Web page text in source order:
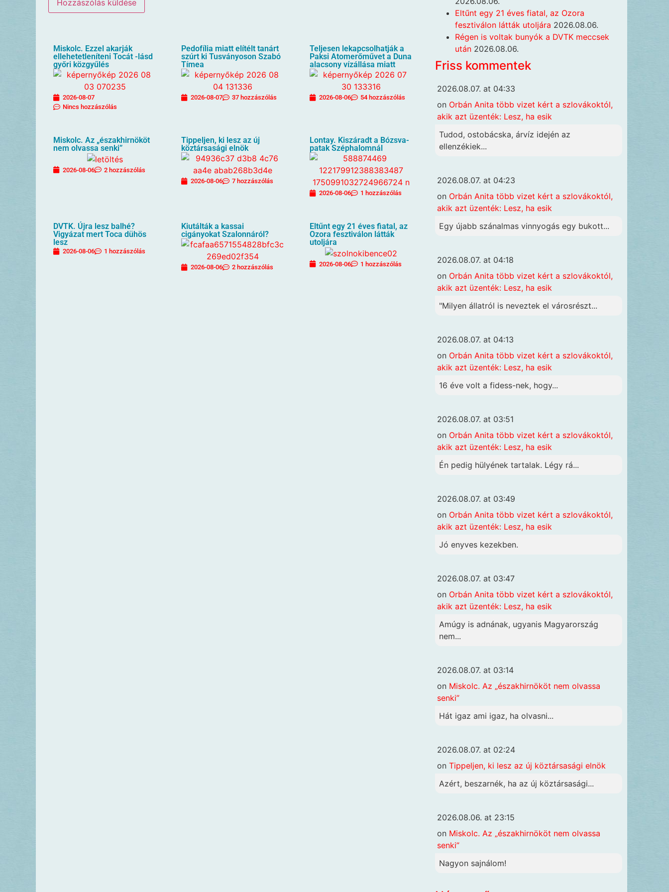
Miskolc. Ezzel akarják
ellehetetleníteni Tocát -lásd
győri közgyűlés
2026-08-07
Nincs hozzászólás
Pedofília miatt elítélt tanárt
szúrt ki Tusványoson Szabó
Tímea
2026-08-07 37 hozzászólás
Teljesen lekapcsolhatják a
Paksi Atomerőművet a Duna
alacsony vízállása miatt
2026-08-06 54 hozzászólás
Miskolc. Az „északhirnököt
nem olvassa senki”
2026-08-06 2 hozzászólás
Tippeljen, ki lesz az új
köztársasági elnök
2026-08-06 7 hozzászólás
Lontay. Kiszáradt a Bózsva-
patak Széphalomnál
2026-08-06 1 hozzászólás
DVTK. Újra lesz balhé?
Vigyázat mert Toca dühös
lesz
2026-08-06 1 hozzászólás
Kiutálták a kassai
cigányokat Szalonnáról?
2026-08-06 2 hozzászólás
Eltűnt egy 21 éves fiatal, az
Ozora fesztiválon látták
utoljára
2026-08-06 1 hozzászólás
Eltűnt egy 21 éves fiatal, az Ozora
fesztiválon látták utoljára 2026.08.06.
Régen is voltak bunyók a DVTK meccsek
után 2026.08.06.
Friss kommentek
2026.08.07. at 04:33
on Orbán Anita több vizet kért a szlovákoktól,
akik azt üzenték: Lesz, ha esik
Tudod, ostobácska, árvíz idején az
ellenzékiek...
2026.08.07. at 04:23
on Orbán Anita több vizet kért a szlovákoktól,
akik azt üzenték: Lesz, ha esik
Egy újabb szánalmas vinnyogás egy bukott...
2026.08.07. at 04:18
on Orbán Anita több vizet kért a szlovákoktól,
akik azt üzenték: Lesz, ha esik
"Milyen állatról is neveztek el városrészt...
2026.08.07. at 04:13
on Orbán Anita több vizet kért a szlovákoktól,
akik azt üzenték: Lesz, ha esik
16 éve volt a fidess-nek, hogy...
2026.08.07. at 03:51
on Orbán Anita több vizet kért a szlovákoktól,
akik azt üzenték: Lesz, ha esik
Én pedig hülyének tartalak. Légy rá...
2026.08.07. at 03:49
on Orbán Anita több vizet kért a szlovákoktól,
akik azt üzenték: Lesz, ha esik
Jó enyves kezekben.
2026.08.07. at 03:47
on Orbán Anita több vizet kért a szlovákoktól,
akik azt üzenték: Lesz, ha esik
Amúgy is adnának, ugyanis Magyarország
nem...
2026.08.07. at 03:14
on Miskolc. Az „északhirnököt nem olvassa
senki”
Hát igaz ami igaz, ha olvasni...
2026.08.07. at 02:24
on Tippeljen, ki lesz az új köztársasági elnök
Azért, beszarnék, ha az új köztársasági...
2026.08.06. at 23:15
on Miskolc. Az „északhirnököt nem olvassa
senki”
Nagyon sajnálom!